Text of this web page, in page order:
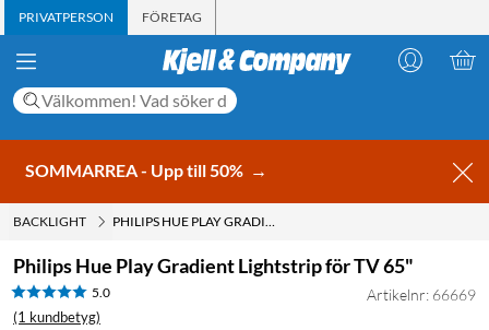
PRIVATPERSON FÖRETAG
SOMMARREA - Upp till 50% →
BACKLIGHT PHILIPS HUE PLAY GRADIENT LIGHTSTRIP FÖR TV 65"
Philips Hue Play Gradient Lightstrip för TV 65"
5.0
(1 kundbetyg)
Artikelnr: 66669